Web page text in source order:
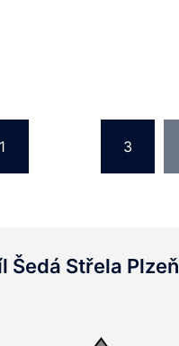
1 3
Šedá Střela Plzeň